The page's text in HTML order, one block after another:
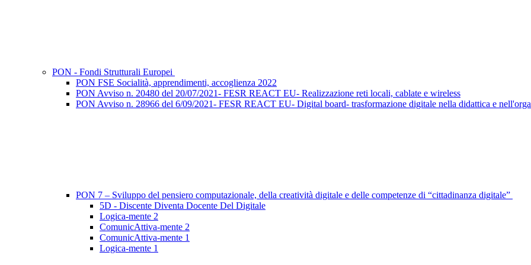
PON - Fondi Strutturali Europei
PON FSE Socialità, apprendimenti, accoglienza 2022
PON Avviso n. 20480 del 20/07/2021- FESR REACT EU- Realizzazione reti locali, cablate e wireless
PON Avviso n. 28966 del 6/09/2021- FESR REACT EU- Digital board- trasformazione digitale nella didattica e
PON 7 – Sviluppo del pensiero computazionale, della creatività digitale e delle competenze di “cittadinanza digitale”
5D - Discente Diventa Docente Del Digitale
Logica-mente 2
ComunicAttiva-mente 2
ComunicAttiva-mente 1
Logica-mente 1